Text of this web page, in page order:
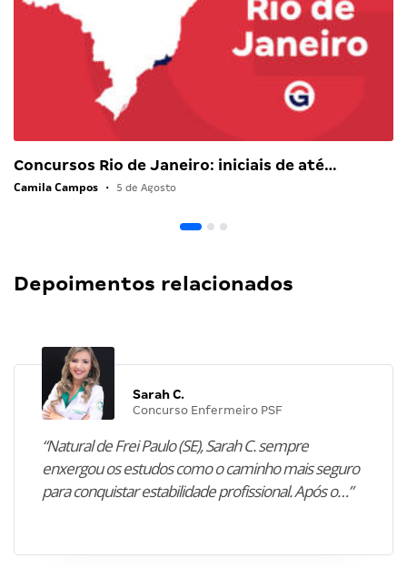
Concursos Rio de Janeiro: iniciais de até…
Camila Campos • 5 de Agosto
Depoimentos relacionados
Sarah C.
Concurso Enfermeiro PSF
“Natural de Frei Paulo (SE), Sarah C. sempre
enxergou os estudos como o caminho mais seguro
para conquistar estabilidade profissional. Após o…”